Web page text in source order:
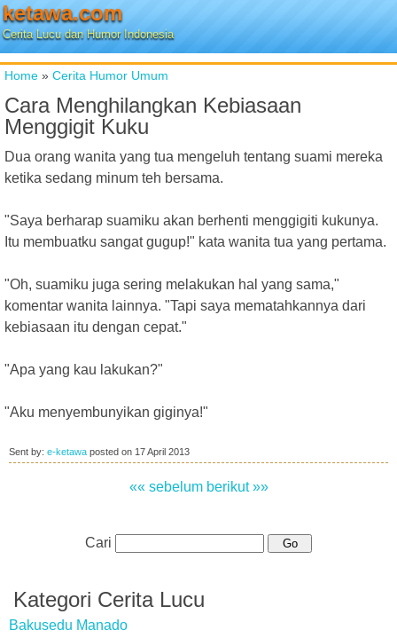
ketawa.com
Cerita Lucu dan Humor Indonesia
Home » Cerita Humor Umum
Cara Menghilangkan Kebiasaan
Menggigit Kuku
Dua orang wanita yang tua mengeluh tentang suami mereka
ketika sedang minum teh bersama.
"Saya berharap suamiku akan berhenti menggigiti kukunya.
Itu membuatku sangat gugup!" kata wanita tua yang pertama.
"Oh, suamiku juga sering melakukan hal yang sama,"
komentar wanita lainnya. "Tapi saya mematahkannya dari
kebiasaan itu dengan cepat."
"Apa yang kau lakukan?"
"Aku menyembunyikan giginya!"
Sent by: e-ketawa posted on 17 April 2013
«« sebelum berikut »»
Cari
Kategori Cerita Lucu
Bakusedu Manado